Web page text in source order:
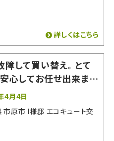
詳しくはこちら
して買い替え。 とて
心してお任せ出来まし
4月4日
市原市 I様邸 エコキュート交